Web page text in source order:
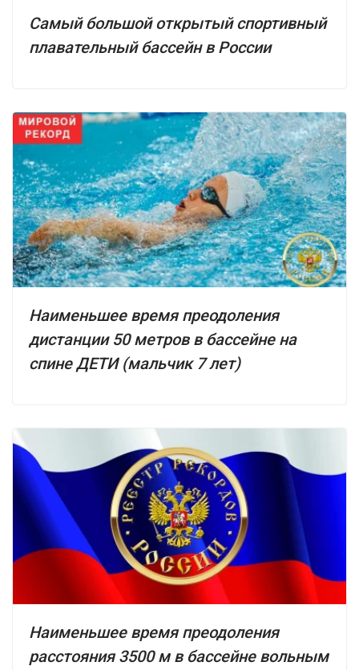
Самый большой открытый спортивный
плавательный бассейн в России
Наименьшее время преодоления
дистанции 50 метров в бассейне на
спине ДЕТИ (мальчик 7 лет)
Наименьшее время преодоления
расстояния 3500 м в бассейне вольным